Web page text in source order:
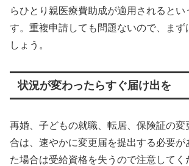
らひとり親医療費助成が適用されるとい
す。重複申請しても問題ないので、まず
しょう。
状況が変わったらすぐ届け出を
再婚、子どもの就職、転居、保険証の変
合は、速やかに変更届を提出する必要が
た場合は受給資格を失うので注意してく